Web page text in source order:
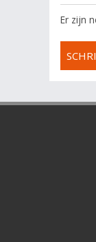
Er zijn